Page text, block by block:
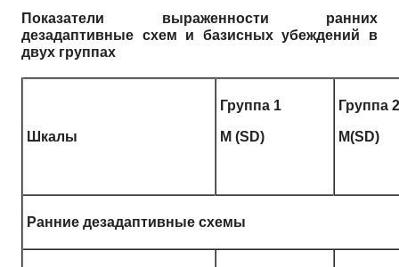
Показатели выраженности ранних
дезадаптивные схем и базисных убеждений в
двух группах
Шкалы
Группа 1
M (SD)
Группа 2
M(SD)
Ранние дезадаптивные схемы